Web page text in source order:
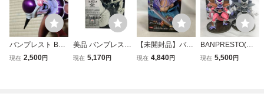
バンプレスト BW
FC 造形天下一武
現在 2,500円
美品 バンプレスト
ドラゴンボールZ
現在 5,170円
【未開封品】バン
プレスト トランク
現在 4,840円
BANPRESTO(バ
ンプレスト) ドラ
現在 5,500円